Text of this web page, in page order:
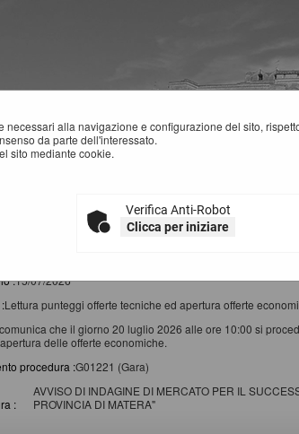
necessari alla navigazione e configurazione del sito,
da parte dell'interessato.
sito mediante cookie.
Verifica Anti-Robot
Clicca per iniziare
:15/07/2026
Lettura punteggi offerte tecniche ed apertura offerte
che il giorno 20 luglio 2026 alle ore 10:00 si
delle offerte economiche.
procedura :G01221 (Gara)
:
AVVISO DI INDAGINE DI MERCATO PER IL
PROVINCIA DI MATERA"